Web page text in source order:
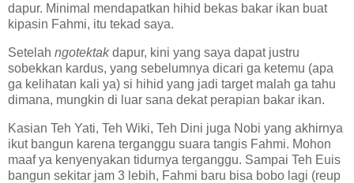
dapur. Minimal mendapatkan hihid bekas bakar ikan buat
kipasin Fahmi, itu tekad saya.
Setelah ngotektakdapur, kini yang saya dapat justru
sobekkan kardus, yang sebelumnya dicari ga ketemu (apa
ga kelihatan kali ya) si hihid yang jadi target malah ga tahu
dimana, mungkin di luar sana dekat perapian bakar ikan.
Kasian Teh Yati, Teh Wiki, Teh Dini juga Nobi yang akhirnya
ikut bangun karena terganggu suara tangis Fahmi. Mohon
maaf ya kenyenyakan tidurnya terganggu. Sampai Teh Euis
bangun sekitar jam 3 lebih, Fahmi baru bisa bobo lagi (reup